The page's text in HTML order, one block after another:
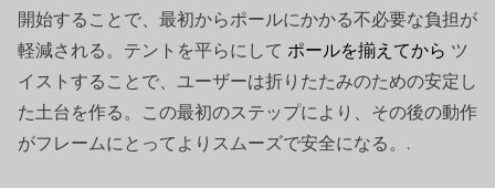
開始することで、最初からポールにかかる不必要な負担が
軽減される。テントを平らにして ポールを揃えてから ツ
イストすることで、ユーザーは折りたたみのための安定し
た土台を作る。この最初のステップにより、その後の動作
がフレームにとってよりスムーズで安全になる。.